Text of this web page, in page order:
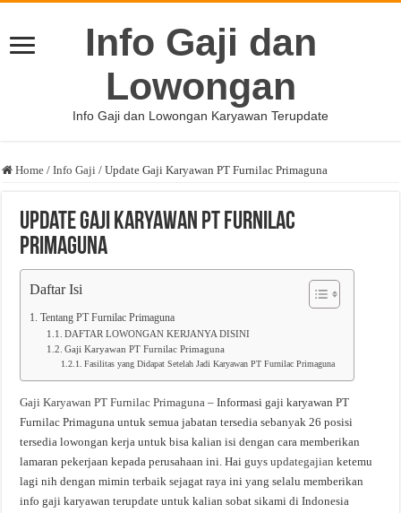
Info Gaji dan
Lowongan
Info Gaji dan Lowongan Karyawan Terupdate
Home / Info Gaji / Update Gaji Karyawan PT Furnilac Primaguna
Update Gaji Karyawan PT Furnilac
Primaguna
Daftar Isi
Tentang PT Furnilac Primaguna
DAFTAR LOWONGAN KERJANYA DISINI
Gaji Karyawan PT Furnilac Primaguna
Fasilitas yang Didapat Setelah Jadi Karyawan PT Furnilac Primaguna
Gaji Karyawan PT Furnilac Primaguna – Informasi gaji karyawan PT
Furnilac Primaguna untuk semua jabatan tersedia sebanyak 26 posisi
tersedia lowongan kerja untuk bisa kalian isi dengan cara memberikan
lamaran pekerjaan kepada perusahaan ini. Hai guysupdategajian ketemu
lagi nih dengan mimin terbaik sejagat raya ini yang selalu memberikan
info gaji karyawan terupdate untuk kalian sobat sikami di Indonesia